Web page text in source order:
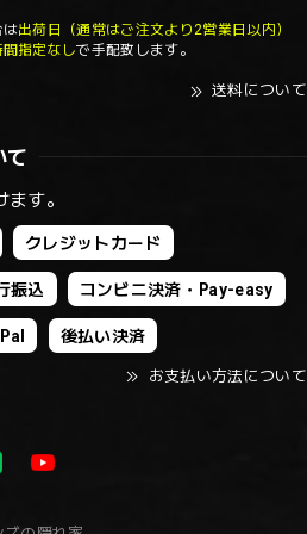
は出荷日（通常はご注文より2営業日以内）
指定なしで手配致します。
送料について
て
す。
クレジットカード
振込 コンビニ決済・Pay-easy
後払い決済
お支払い方法について